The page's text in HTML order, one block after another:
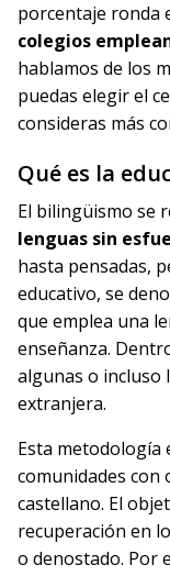
porcentaje ronda
colegios
hablamos de los
puedas elegir el
consideras más
Qué es la
El bilingüismo se
lenguas sin
hasta pensadas,
educativo, se
que emplea una
enseñanza.
algunas o incluso
extranjera.
Esta metodología
comunidades con
castellano. El
recuperación en
o denostado. Por